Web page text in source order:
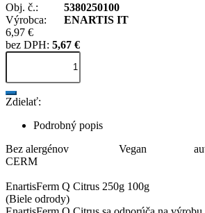
Obj. č.:
5380250100
Výrobca:
ENARTIS IT
6,97 €
bez DPH: 5,67 €
Zdielať:
Podrobný popis
Bez alergénov Vegan
CERM
EnartisFerm Q Citrus 250g 100g
(Biele odrody)